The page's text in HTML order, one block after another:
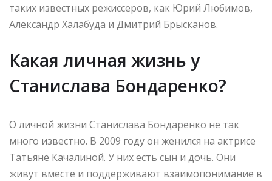
таких известных режиссеров, как Юрий Любимов,
Александр Халабуда и Дмитрий Брысканов.
Какая личная жизнь у
Станислава Бондаренко?
О личной жизни Станислава Бондаренко не так
много известно. В 2009 году он женился на актрисе
Татьяне Качалиной. У них есть сын и дочь. Они
живут вместе и поддерживают взаимопонимание в